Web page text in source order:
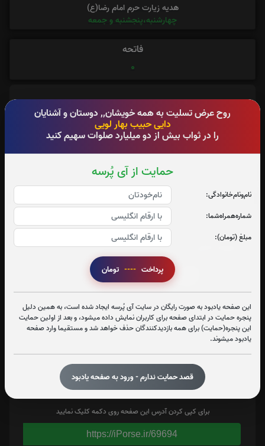
روح عرض تسلیت به همه خویشان,, دوستان و آشنایان
دایی حبیب بهار لویی
را در ثواب بیش از دو میلیارد صلوات سهیم کنید
حمایت از آی پُرسه
نام‌و‌نام‌خانوادگی:
شماره‌همراه‌شما:
مبلغ (تومان):
پرداخت ----
این صفحه یادبود به صورت رایگان در سایت آی پُرسه ایجاد شده است، به همین دلیل
پنجره حمایت در ابتدای صفحه برای کاربران نمایش داده میشود، و بعد از اولین حمایت
این پنجره(حمایت) برای همه بازدیدکنندگان حذف خواهد شد و مستقیما وارد صفحه
یادبود میشوند.
قصد حمایت ندارم - ورود به صفحه یادبود
هدیه زیارت حرم امام رضا(ع)
چهارشنبه،پنجشنبه و جمعه
فاتحه
0
آدرس آرامگاه : نجف آباد
تعداد بازدید : 467
برای کپی کردن آدرس این صفحه روی دکمه کلیک نمایید
https://iPorse.ir/69694